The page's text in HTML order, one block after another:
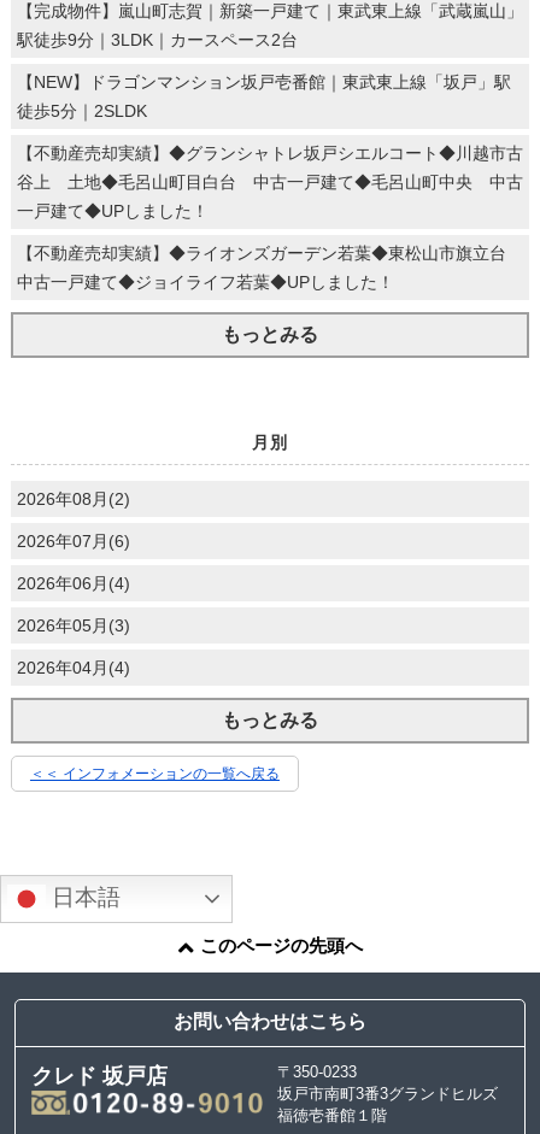
【完成物件】嵐山町志賀｜新築一戸建て｜東武東上線「武蔵嵐山」
駅徒歩9分｜3LDK｜カースペース2台
【NEW】ドラゴンマンション坂戸壱番館｜東武東上線「坂戸」駅
徒歩5分｜2SLDK
【不動産売却実績】◆グランシャトレ坂戸シエルコート◆川越市古
谷上 土地◆毛呂山町目白台 中古一戸建て◆毛呂山町中央 中古
一戸建て◆UPしました！
【不動産売却実績】◆ライオンズガーデン若葉◆東松山市旗立台
中古一戸建て◆ジョイライフ若葉◆UPしました！
もっとみる
月別
2026年08月(2)
2026年07月(6)
2026年06月(4)
2026年05月(3)
2026年04月(4)
もっとみる
＜＜ インフォメーションの一覧へ戻る
日本語
このページの先頭へ
お問い合わせはこちら
クレド 坂戸店
〒350-0233
坂戸市南町3番3グランドヒルズ
福徳壱番館１階